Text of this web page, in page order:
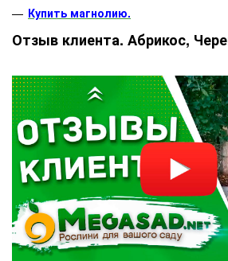
Купить магнолию.
Отзыв клиента. Абрикос,